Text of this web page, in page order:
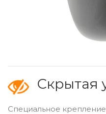
Скрытая
Специальное крепление